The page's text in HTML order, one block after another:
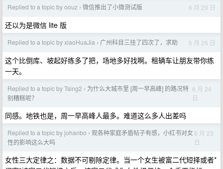
Replied to a topic by oouz › 微信推出了小微测试版 6 月 29 日
还以为是微信 lite 版
Replied to a topic by xiaoHuaJia › 广州科目三挂了四次了，求助 6 月 26 日
这个比倒库、坡起好练多了把，场地多好找啊。租辆车让朋友带你练
一天。
Replied to a topic by Tsing2 › 为什么大城市里 [周一早高峰] 的路况特
别糟糕呢？
6 月 24
日
同感。地铁也是，周一早高峰人最多。难道这么多人出差吗
Replied to a topic by johanbo › 观各种家庭矛盾帖子有感，小红书对女
性的影响这么大吗
6 月 23
日
女性三大定律之：数据不可剔除定律。当一个女生被富二代短择或者*